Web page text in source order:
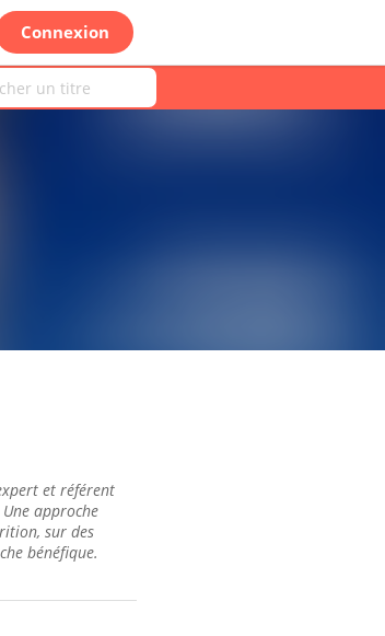
Connexion
et référent
approche
sur des
bénéfique.